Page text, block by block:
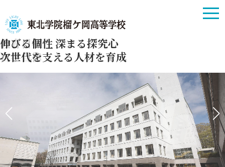
教育目標
自学自律
伸びる個性 深まる探究心
次世代を支える人材を育成
、
世の光
を
実践できる人材の育成